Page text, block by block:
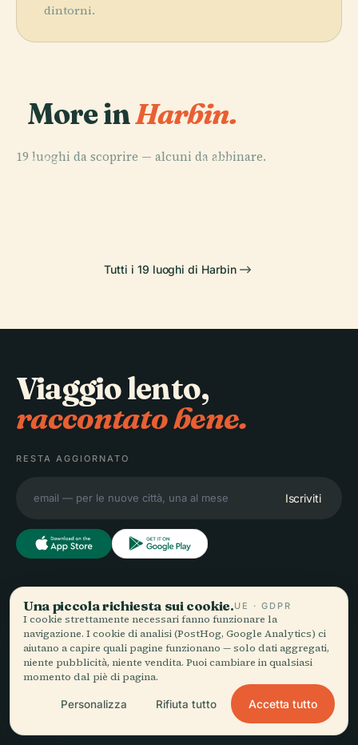
dintorni.
More inHarbin.
19 luoghi da scoprire — alcuni da abbinare.
PLACE PLACE
PLACE PLACE
Tutti i 19 luoghi di Harbin
Viaggio lento,
raccontato bene.
RESTA AGGIORNATO
Iscriviti
Audiala
Audioguide per come vaghi
davvero — con fonti oneste,
narrate per la strada,
Destinazioni
Guide
Consigli di viaggio
Una piccola richiesta sui cookie.UE · GDPR
I cookie strettamente necessari fanno funzionare la
navigazione. I cookie di analisi (PostHog, Google Analytics) ci
aiutano a capire quali pagine funzionano — solo dati aggregati,
niente pubblicità, niente vendita. Puoi cambiare in qualsiasi
momento dal piè di pagina.
Personalizza Rifiuta tutto Accetta tutto